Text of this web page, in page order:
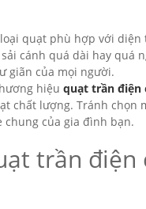
quạt phù hợp với diện
cánh quá dài hay quá
giãn của mọi người.
hiệu quạt trần điện
chất lượng. Tránh chọn
của gia đình bạn.
trần điện